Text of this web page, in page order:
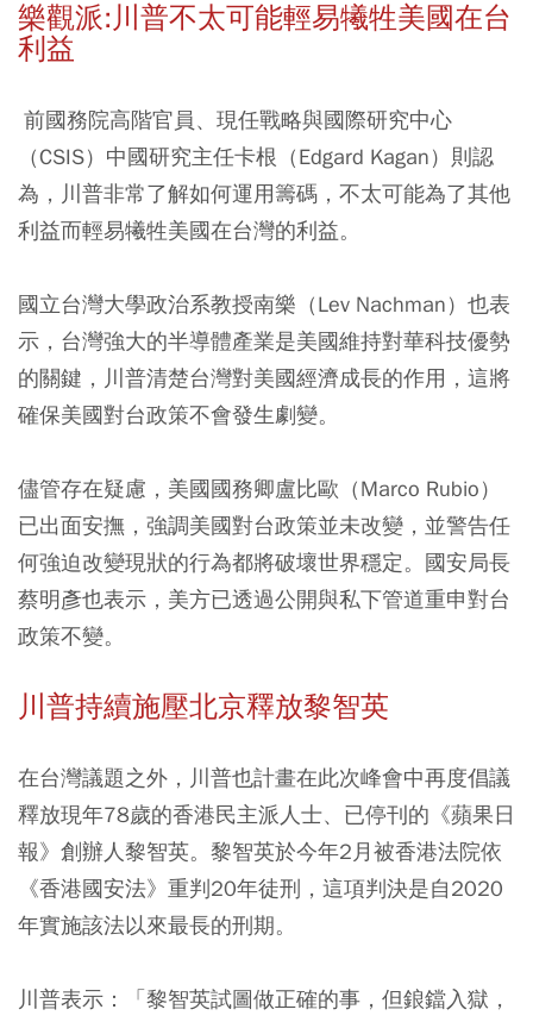
樂觀派:川普不太可能輕易犧牲美國在台
利益
前國務院高階官員、現任戰略與國際研究中心
（CSIS）中國研究主任卡根（Edgard Kagan）則認
為，川普非常了解如何運用籌碼，不太可能為了其他
利益而輕易犧牲美國在台灣的利益。
國立台灣大學政治系教授南樂（Lev Nachman）也表
示，台灣強大的半導體產業是美國維持對華科技優勢
的關鍵，川普清楚台灣對美國經濟成長的作用，這將
確保美國對台政策不會發生劇變。
儘管存在疑慮，美國國務卿盧比歐（Marco Rubio）
已出面安撫，強調美國對台政策並未改變，並警告任
何強迫改變現狀的行為都將破壞世界穩定。國安局長
蔡明彥也表示，美方已透過公開與私下管道重申對台
政策不變。
川普持續施壓北京釋放黎智英
在台灣議題之外，川普也計畫在此次峰會中再度倡議
釋放現年78歲的香港民主派人士、已停刊的《蘋果日
報》創辦人黎智英。黎智英於今年2月被香港法院依
《香港國安法》重判20年徒刑，這項判決是自2020
年實施該法以來最長的刑期。
川普表示：「黎智英試圖做正確的事，但鋃鐺入獄，